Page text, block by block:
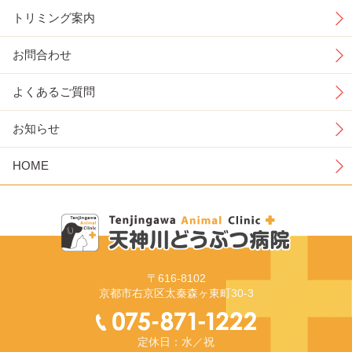
トリミング案内
お問合わせ
よくあるご質問
お知らせ
HOME
〒616-8102
京都市右京区太秦森ヶ東町30-3
定休日：水／祝